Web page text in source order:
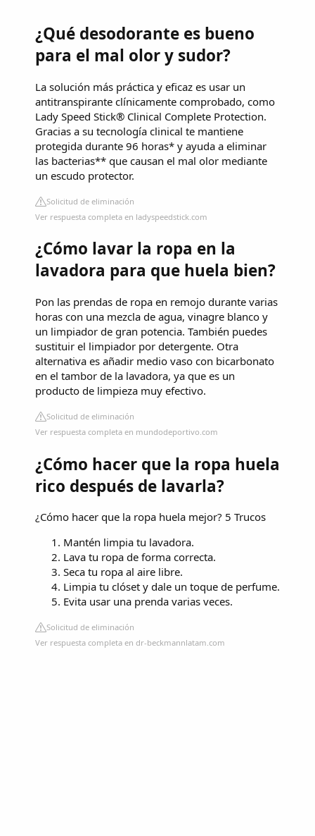
¿Qué desodorante es bueno
para el mal olor y sudor?
La solución más práctica y eficaz es usar un
antitranspirante clínicamente comprobado, como
Lady Speed Stick® Clinical Complete Protection.
Gracias a su tecnología clinical te mantiene
protegida durante 96 horas* y ayuda a eliminar
las bacterias** que causan el mal olor mediante
un escudo protector.
Solicitud de eliminación
Ver respuesta completa en ladyspeedstick.com
¿Cómo lavar la ropa en la
lavadora para que huela bien?
Pon las prendas de ropa en remojo durante varias
horas con una mezcla de agua, vinagre blanco y
un limpiador de gran potencia. También puedes
sustituir el limpiador por detergente. Otra
alternativa es añadir medio vaso con bicarbonato
en el tambor de la lavadora, ya que es un
producto de limpieza muy efectivo.
Solicitud de eliminación
Ver respuesta completa en mundodeportivo.com
¿Cómo hacer que la ropa huela
rico después de lavarla?
¿Cómo hacer que la ropa huela mejor? 5 Trucos
Mantén limpia tu lavadora.
Lava tu ropa de forma correcta.
Seca tu ropa al aire libre.
Limpia tu clóset y dale un toque de perfume.
Evita usar una prenda varias veces.
Solicitud de eliminación
Ver respuesta completa en dr-beckmannlatam.com